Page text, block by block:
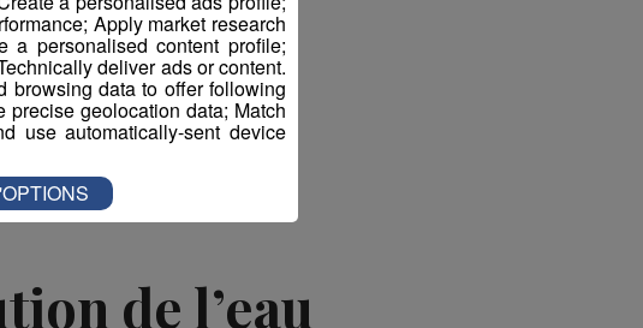
de l’eau
Apply market research
a personalised content profile;
deliver ads or content.
browsing data to offer following
geolocation data; Match
use automatically-sent device